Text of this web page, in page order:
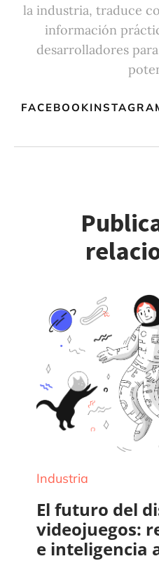
la industria, traduce
información
desarrolladores
Industria
El futuro del
videojuegos:
e inteligencia